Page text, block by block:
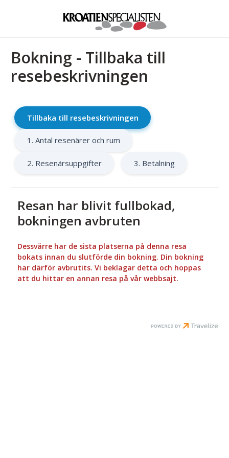
Bokning - Tillbaka till
resebeskrivningen
Tillbaka till resebeskrivningen
1. Antal resenärer och rum
2. Resenärsuppgifter 3. Betalning
Resan har blivit fullbokad,
bokningen avbruten
Dessvärre har de sista platserna på denna resa
bokats innan du slutförde din bokning. Din bokning
har därför avbrutits. Vi beklagar detta och hoppas
att du hittar en annan resa på vår webbsajt.